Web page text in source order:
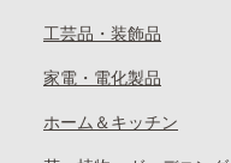
工芸品・装飾品
家電・電化製品
ホーム＆キッチン